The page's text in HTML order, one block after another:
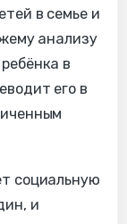
в семье и
анализу
в
его в
социальную
и